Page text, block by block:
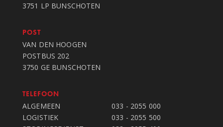
3751 LP BUNSCHOTEN
POST
VAN DEN HOOGEN
POSTBUS 202
3750 GE BUNSCHOTEN
TELEFOON
ALGEMEEN
033 - 2055 000
LOGISTIEK
033 - 2055 500